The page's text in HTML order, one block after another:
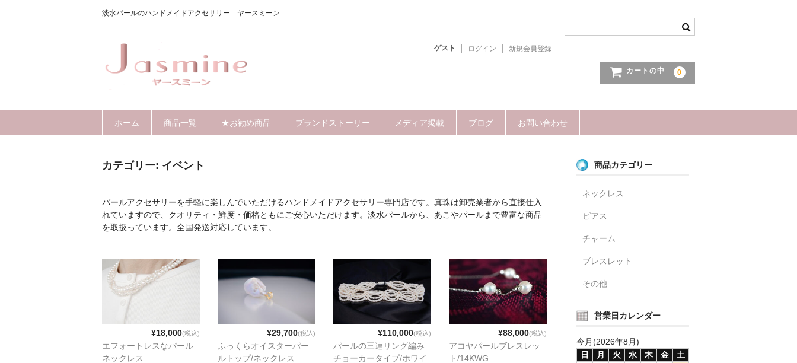
淡水パールのハンドメイドアクセサリー ヤースミーン
ゲスト ログイン 新規会員登録
カートの中 0
ホーム 商品一覧 ★お勧め商品 ブランドストーリー メディア掲載 ブログ お問い合わせ
カテゴリー: イベント
パールアクセサリーを手軽に楽しんでいただけるハンドメイドアクセサリー専門店です。真珠は卸売業者から直接仕入
れていますので、クオリティ・鮮度・価格ともにご安心いただけます。淡水パールから、あこやパールまで豊富な商品
を取扱っています。全国発送対応しています。
¥18,000(税込)
エフォートレスなパール
ネックレス
¥29,700(税込)
ふっくらオイスターパー
ルトップ/ネックレス
¥110,000(税込)
パールの三連リング編み
チョーカータイプ/ホワイ
¥88,000(税込)
アコヤパールブレスレッ
ト/14KWG
商品カテゴリー
ネックレス
ピアス
チャーム
ブレスレット
その他
営業日カレンダー
今月(2026年8月)
日
月 火 水 木 金
土